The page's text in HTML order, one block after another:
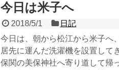
今日は米子へ
2018/5/1
日記
今日は、朝から松江から米子へ
居先に運んだ洗濯機を設置して
保関の美保神社へ寄り道して帰